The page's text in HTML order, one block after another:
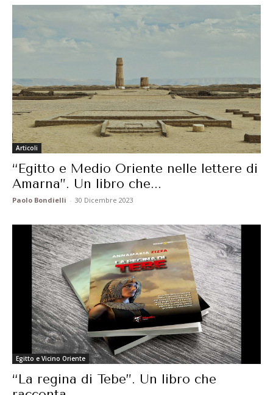
Articoli
“Egitto e Medio Oriente nelle lettere di
Amarna”. Un libro che...
Paolo Bondielli - 30 Dicembre 2023
Egitto e Vicino Oriente
“La regina di Tebe”. Un libro che